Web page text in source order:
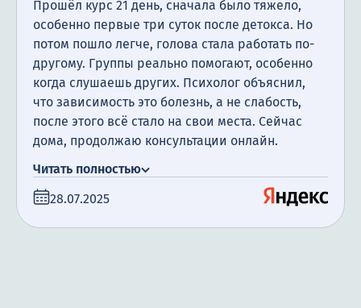
Прошёл курс 21 день, сначала было тяжело,
особенно первые три суток после детокса. Но
потом пошло легче, голова стала работать по-
другому. Группы реально помогают, особенно
когда слушаешь других. Психолог объяснил,
что зависимость это болезнь, а не слабость,
после этого всё стало на свои места. Сейчас
дома, продолжаю консультации онлайн.
жизнь.
Читать полностью
28.07.2025